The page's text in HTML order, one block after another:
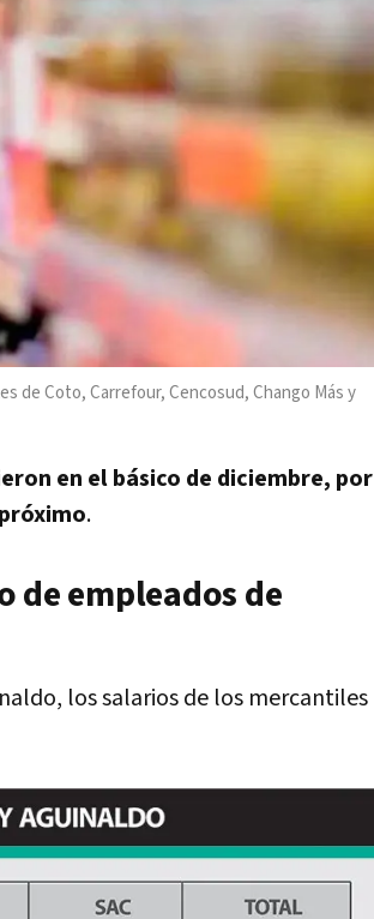
de Coto, Carrefour, Cencosud, Chango Más y
en el básico de diciembre, por
.
de empleados de
los salarios de los mercantiles